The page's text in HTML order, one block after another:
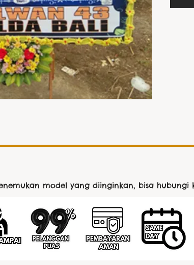
model yang diinginkan, bisa hubungi